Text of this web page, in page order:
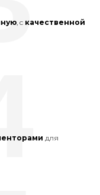
, с качественной
для